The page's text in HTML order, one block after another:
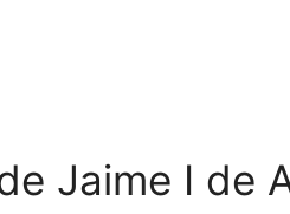
Jaime I de